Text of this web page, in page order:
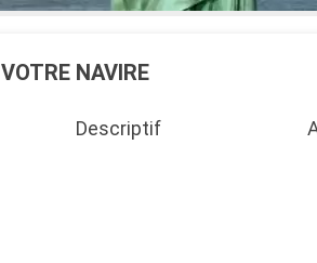
VOTRE NAVIRE
Descriptif